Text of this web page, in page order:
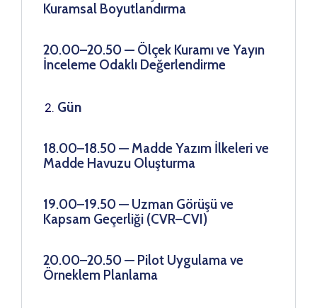
Kuramsal Boyutlandırma
20.00–20.50 — Ölçek Kuramı ve Yayın
İnceleme Odaklı Değerlendirme
Gün
18.00–18.50 — Madde Yazım İlkeleri ve
Madde Havuzu Oluşturma
19.00–19.50 — Uzman Görüşü ve
Kapsam Geçerliği (CVR–CVI)
20.00–20.50 — Pilot Uygulama ve
Örneklem Planlama